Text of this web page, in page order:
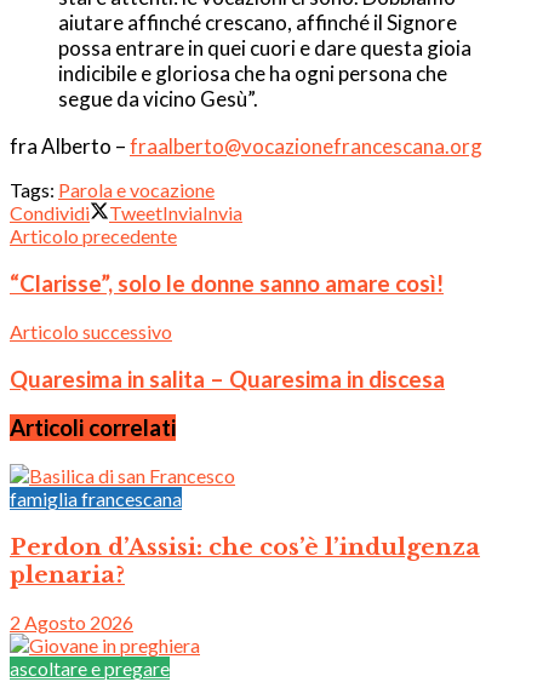
aiutare affinché crescano, affinché il Signore
possa entrare in quei cuori e dare questa gioia
indicibile e gloriosa che ha ogni persona che
segue da vicino Gesù”.
fra Alberto –fraalberto@vocazionefrancescana.org
Tags: Parola e vocazione
Condividi
TweetInviaInvia
Articolo precedente
“Clarisse”, solo le donne sanno amare così!
Articolo successivo
Quaresima in salita – Quaresima in discesa
Articoli correlati
famiglia francescana
Perdon d’Assisi: che cos’è l’indulgenza
plenaria?
2 Agosto 2026
ascoltare e pregare